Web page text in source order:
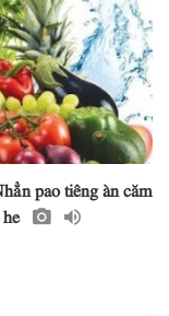
pao tiêng àn căm